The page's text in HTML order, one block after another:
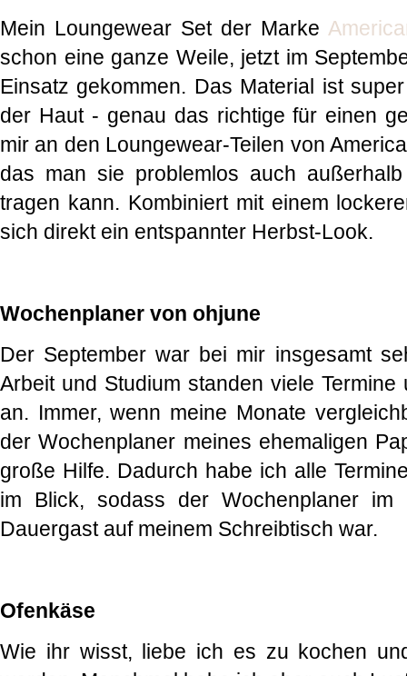
Mein Loungewear Set der Marke
schon eine ganze Weile, jetzt im
Einsatz gekommen. Das Material ist
der Haut - genau das richtige für einen
mir an den Loungewear-Teilen von
das man sie problemlos auch
tragen kann. Kombiniert mit einem
sich direkt ein entspannter Herbst-Look.
Wochenplaner von ohjune
Der September war bei mir insgesamt
Arbeit und Studium standen viele Termine
an. Immer, wenn meine Monate
der Wochenplaner meines ehemaligen
große Hilfe. Dadurch habe ich alle
im Blick, sodass der Wochenplaner im
Dauergast auf meinem Schreibtisch war.
Ofenkäse
Wie ihr wisst, liebe ich es zu kochen